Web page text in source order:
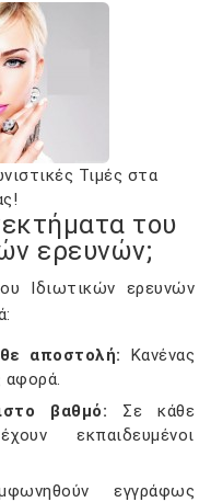
Τιμές στα
του
ερευνών;
Ιδιωτικών ερευνών
αποστολή:
Κανένας
αφορά.
βαθμό: Σε κάθε
εκπαιδευμένοι
εγγράφως